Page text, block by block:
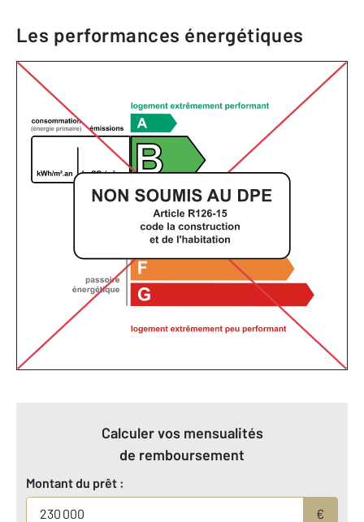
Les performances énergétiques
Calculer vos mensualités
de remboursement
Montant du prêt :
€